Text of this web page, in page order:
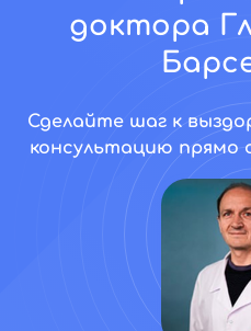
доктора
Сделайте шаг к
консультацию прямо